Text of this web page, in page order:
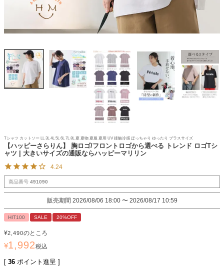
Tシャツ カットソー LL 3L 4L 5L 6L 7L 8L 夏 夏物 夏服 夏用 UV 接触冷感 ぽっちゃり ゆったり プラスサイズ
【ハッピーさらりん】 胸ロゴ/フロントロゴから選べる トレンド ロゴTシ
ャツ | 大きいサイズの通販ならハッピーマリリン
4.24
商品番号 491090
販売期間 2026/08/06 18:00 〜 2026/08/17 10:59
HIT100 SALE 20%OFF
¥2,490のところ
¥1,992税込
[ 36 ポイント進呈 ]